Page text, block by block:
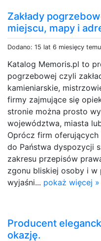
Zakłady
miejscu, mapy i
Dodano: 15 lat 6 miesięcy temu
Katalog Memoris.pl to
pogrzebowej czyli
kamieniarskie,
firmy zajmujące się
stronie można prosto
województwa, miasta
Oprócz firm oferujących
do Państwa dyspozycji
zakresu przepisów
zgonu bliskiej osoby i
wyjaśni... pokaż więcej »
Producent
okazję.